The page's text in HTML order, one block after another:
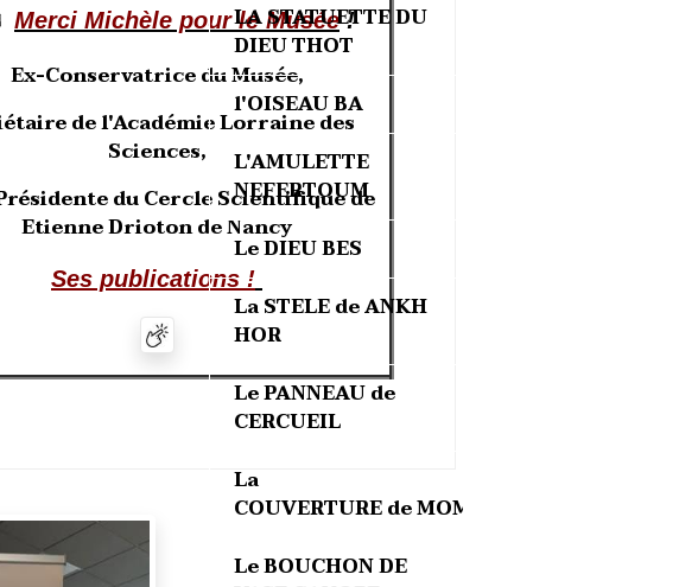
Merci Michèle pour le Musée!
Ex-Conservatrice du Musée,
de l'Académie Lorraine des
Sciences,
du Cercle Scientifique de
Etienne Drioton de Nancy
Ses publications !
LA STATUETTE DU
DIEU THOT
l'OISEAU BA
L'AMULETTE
NEFERTOUM
Le DIEU BES
La STELE de ANKH
HOR
Le PANNEAU de
CERCUEIL
La
COUVERTURE de MOMIE
Le BOUCHON DE